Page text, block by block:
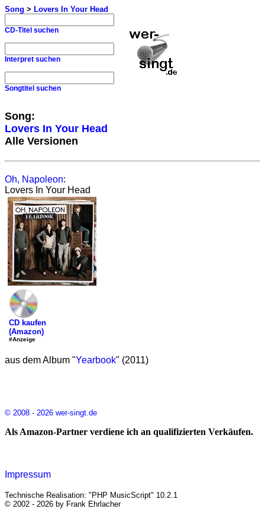
Song > Lovers In Your Head
CD-Titel suchen
Interpret suchen
Songtitel suchen
Song:
Lovers In Your Head
Alle Versionen
Oh, Napoleon:
Lovers In Your Head
CD kaufen
(Amazon)
#Anzeige
aus dem Album "Yearbook" (2011)
© 2008 - 2026 wer-singt.de
Als Amazon-Partner verdiene ich an qualifizierten Verkäufen.
Impressum
Technische Realisation: "PHP MusicScript" 10.2.1
© 2002 - 2026 by Frank Ehrlacher